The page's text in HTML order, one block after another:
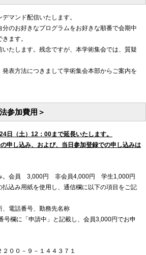
マンド配信いたします。
のお好きなプログラムをお好きな順番で会期中
ます。
たします。残念ですが、本学術集会では、質疑
表方法につきまして学術集会本部からご案内を
参加費用＞
日（土）12：00まで延長いたします。
申し込み、および、当日参加登録での申し込みは
。会員 3,000円 非会員4,000円 学生1,000円
込み用紙を使用し、通信欄に以下の項目をご記
、電話番号、勤務先名称
欄に「申請中」と記載し、会員3,000円でお申
００－９－１４４３７１